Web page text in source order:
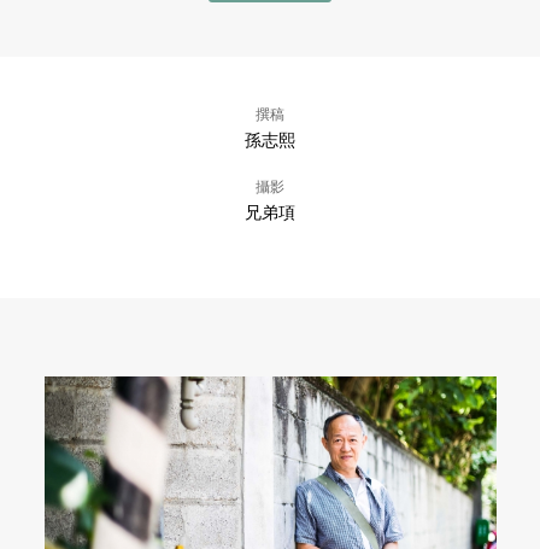
撰稿
孫志熙
攝影
兄弟項